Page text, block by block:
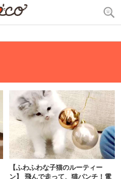
【ふわふわな子猫のルーティー
ン】 飛んで走って、猫パンチ！電